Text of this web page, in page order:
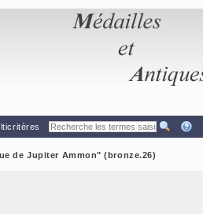
de Jupiter Ammon" (bronze.26)